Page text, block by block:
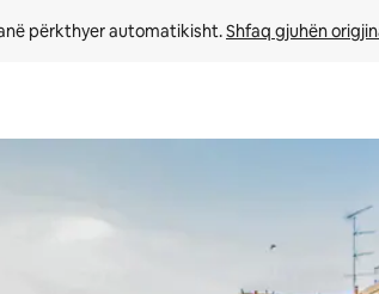
përkthyer automatikisht. Shfaq gjuhën